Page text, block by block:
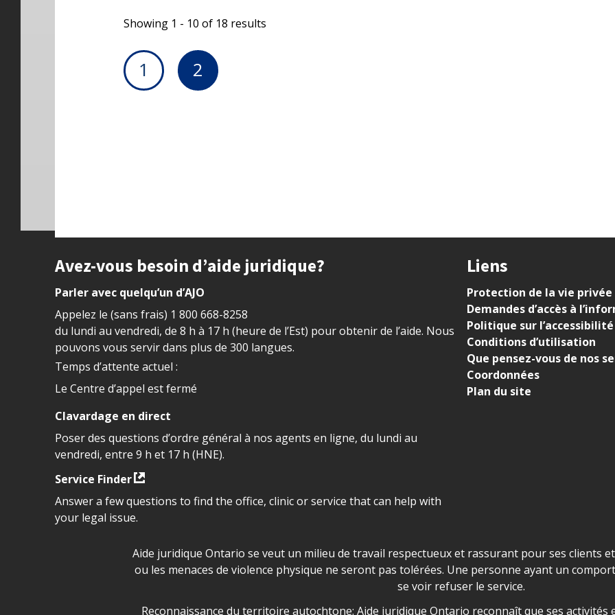
Showing 1 - 10 of 18 results
1 2
Site footer
Avez-vous besoin d’aide juridique?
Parler avec quelqu’un d’AJO
Appelez le (sans frais) 1 800 668-8258
du lundi au vendredi, de 8 h à 17 h (heure de l’Est) pour obtenir de l’aide. Nous
pouvons vous servir dans plus de 300 langues.
Temps d’attente actuel :
Le Centre d’appel est fermé
Clavardage en direct
Poser des questions d’ordre général à nos agents en ligne, du lundi au
vendredi, entre 9 h et 17 h (HNE).
Service Finder
Answer a few questions to find the office, clinic or service that can help with
your legal issue.
Liens
Protection de la vie privée
Demandes d’accès à
Politique sur l’accessibilité
Conditions d’utilisation
Que pensez-vous de nos
Coordonnées
Plan du site
Déclaration sur la sécurité dans les locaux d'AJO.
Aide juridique Ontario se veut un milieu de travail respectueux et rassurant pour ses clients
ou les menaces de violence physique ne seront pas tolérées. Une personne ayant un
se voir refuser le service.
Legal Aid Ontario land acknowledgement
Reconnaissance du territoire autochtone: Aide juridique Ontario reconnaît que ses activités